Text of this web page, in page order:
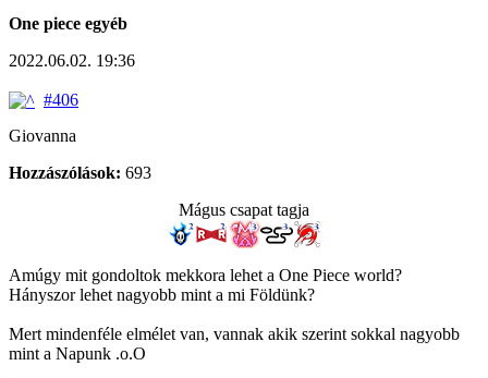
One piece egyéb
2022.06.02. 19:36
#406
Giovanna
Hozzászólások: 693
Mágus csapat tagja
Amúgy mit gondoltok mekkora lehet a One Piece world?
Hányszor lehet nagyobb mint a mi Földünk?
Mert mindenféle elmélet van, vannak akik szerint sokkal nagyobb
mint a Napunk .o.O